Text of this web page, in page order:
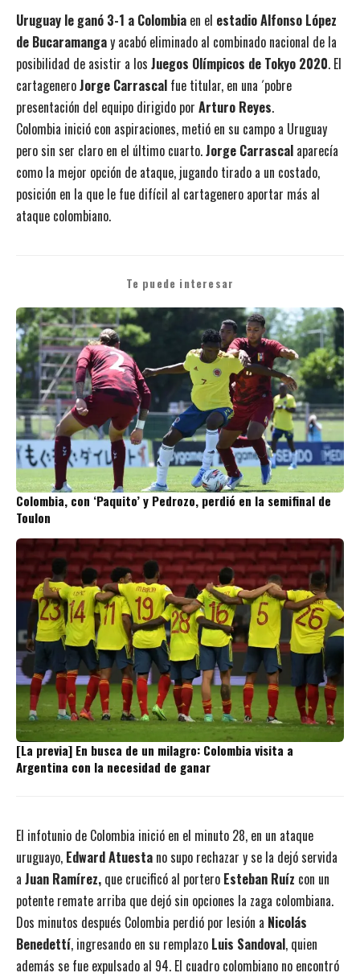
Uruguay le ganó 3-1 a Colombia en el estadio Alfonso López
de Bucaramangay acabó eliminado al combinado nacional de la
posibilidad de asistir a los Juegos Olímpicos de Tokyo 2020. El
cartageneroJorge Carrascal fue titular, en una ´pobre
presentación del equipo dirigido por Arturo Reyes.
Colombia inició con aspiraciones, metió en su campo a Uruguay
pero sin ser claro en el último cuarto.Jorge Carrascal aparecía
como la mejor opción de ataque, jugando tirado a un costado,
posición en la que le fue difícil al cartagenero aportar más al
ataque colombiano.
Te puede interesar
Colombia, con ‘Paquito’ y Pedrozo, perdió en la semifinal de
Toulon
[La previa] En busca de un milagro: Colombia visita a
Argentina con la necesidad de ganar
El infotunio de Colombia inició en el minuto 28, en un ataque
uruguayo, Edward Atuesta no supo rechazar y se la dejó servida
a Juan Ramírez, que crucificó al portero Esteban Ruíz con un
potente remate arriba que dejó sin opciones la zaga colombiana.
Dos minutos después Colombia perdió por lesión a Nicolás
Benedettí, ingresando en su remplazo Luis Sandoval, quien
además se fue expulsado al 94. El cuadro colombiano no encontró